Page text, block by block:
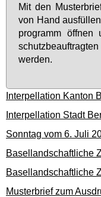
Mit den
von Hand
pro­gramm
wer­den.
Interpellation Kanton
Interpellation Stadt
Sonntag vom 6. Juli
Basellandschaftliche
Basellandschaftliche
Musterbrief zum